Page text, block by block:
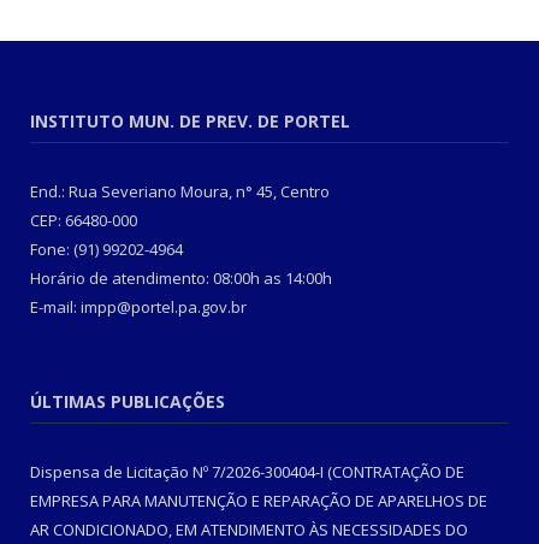
INSTITUTO MUN. DE PREV. DE PORTEL
End.: Rua Severiano Moura, n° 45, Centro
CEP: 66480-000
Fone: (91) 99202-4964
Horário de atendimento: 08:00h as 14:00h
E-mail: impp@portel.pa.gov.br
ÚLTIMAS PUBLICAÇÕES
Dispensa de Licitação Nº 7/2026-300404-I (CONTRATAÇÃO DE
EMPRESA PARA MANUTENÇÃO E REPARAÇÃO DE APARELHOS DE
AR CONDICIONADO, EM ATENDIMENTO ÀS NECESSIDADES DO